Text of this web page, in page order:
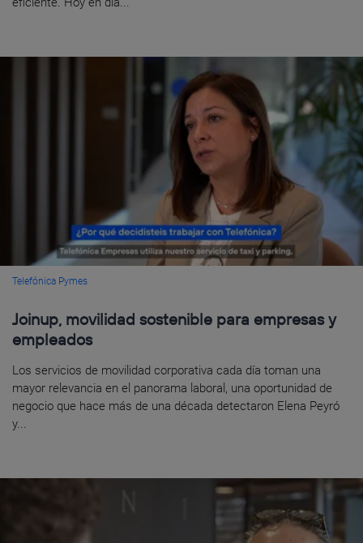
Telefónica Pymes
Joinup, movilidad sostenible para empresas y
empleados
Los servicios de movilidad corporativa cada día toman una
mayor relevancia en el panorama laboral, una oportunidad de
negocio que hace más de una década detectaron Elena Peyró
y...